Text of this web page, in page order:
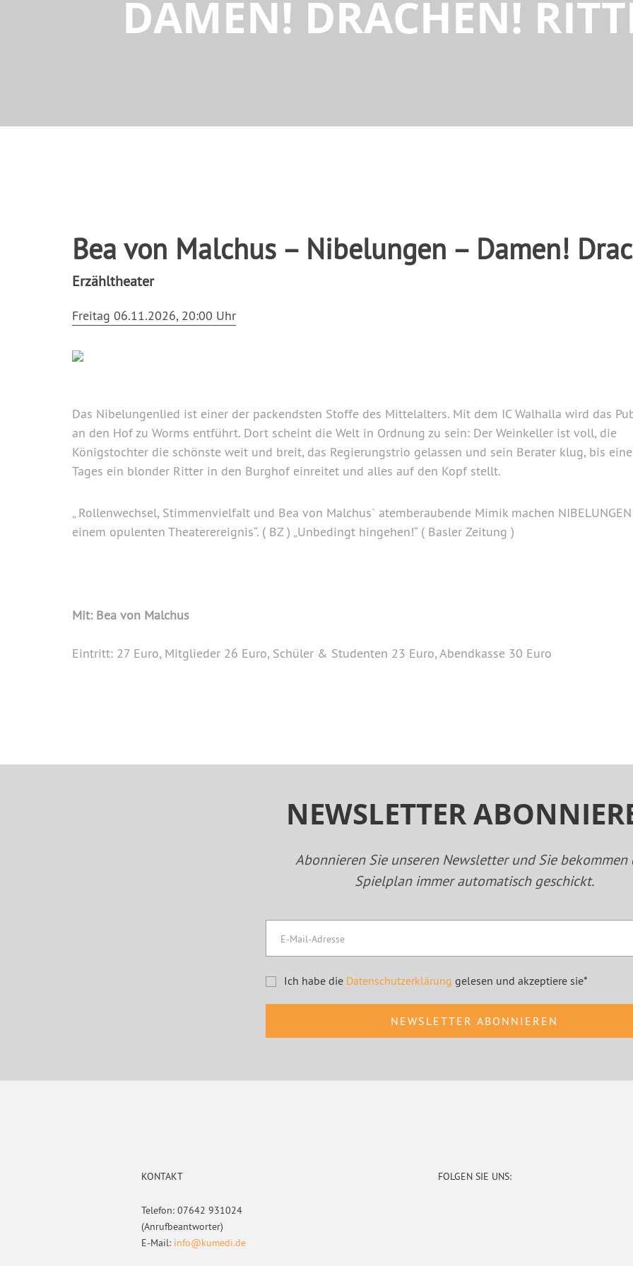
DAMEN! DRACHEN!
Bea von Malchus – Nibelungen – Damen!
Erzähltheater
Freitag 06.11.2026, 20:00 Uhr
Das Nibelungenlied ist einer der packendsten Stoffe des Mittelalters. Mit dem IC Walhalla wird das
an den Hof zu Worms entführt. Dort scheint die Welt in Ordnung zu sein: Der Weinkeller ist voll, die
Königstochter die schönste weit und breit, das Regierungstrio gelassen und sein Berater klug, bis
Tages ein blonder Ritter in den Burghof einreitet und alles auf den Kopf stellt.
„ Rollenwechsel, Stimmenvielfalt und Bea von Malchus` atemberaubende Mimik machen
einem opulenten Theaterereignis“. ( BZ ) „Unbedingt hingehen!“ ( Basler Zeitung )
Mit: Bea von Malchus
Eintritt: 27 Euro, Mitglieder 26 Euro, Schüler & Studenten 23 Euro, Abendkasse 30 Euro
NEWSLETTER
Abonnieren Sie unseren Newsletter und Sie bekommen
Spielplan immer automatisch geschickt.
Ich habe die Datenschutzerklärung gelesen und akzeptiere sie*
KONTAKT
Telefon: 07642 931024
(Anrufbeantworter)
E-Mail: info@kumedi.de
FOLGEN SIE UNS: